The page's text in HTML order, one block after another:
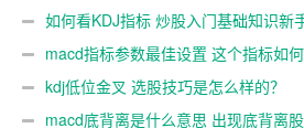
如何看KDJ指标 炒股入门基础知识新
macd指标参数最佳设置 这个指标如何
kdj低位金叉 选股技巧是怎么样的？
macd底背离是什么意思 出现底背离股